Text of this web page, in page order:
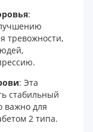
:
тревожности,
: Эта
стабильный
важно для
2 типа.